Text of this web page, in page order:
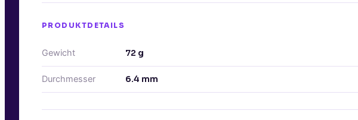
PRODUKTDETAILS
Gewicht 72 g
Durchmesser 6.4 mm